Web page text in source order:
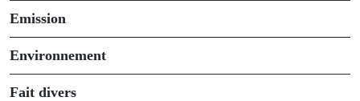
Emission
Environnement
Fait divers